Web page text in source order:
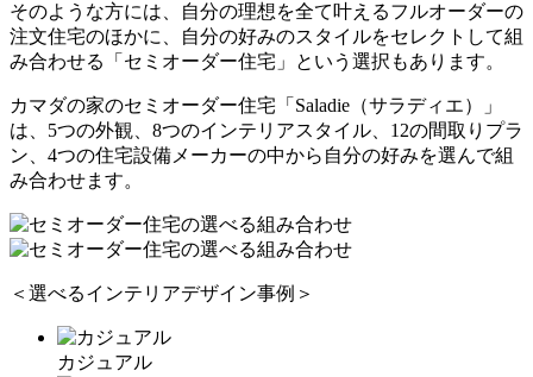
そのような方には、自分の理想を全て叶えるフルオーダーの
注文住宅のほかに、自分の好みのスタイルをセレクトして組
み合わせる「 セミオーダー住宅 」という選択もあります。
カマダの家のセミオーダー住宅「Saladie（サラディエ）」
は、 5つの外観、8つのインテリアスタイル、12の間取りプラ
ン、4つの住宅設備メーカーの中から自分の好みを選んで組
み合わせます。
＜選べるインテリアデザイン事例＞
カジュアル